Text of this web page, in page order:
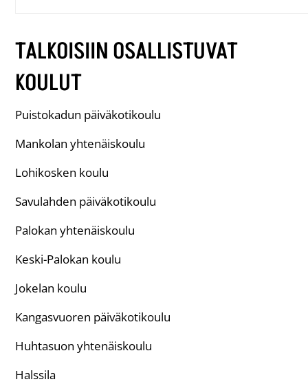
TALKOISIIN OSALLISTUVAT
KOULUT
Puistokadun päiväkotikoulu
Mankolan yhtenäiskoulu
Lohikosken koulu
Savulahden päiväkotikoulu
Palokan yhtenäiskoulu
Keski-Palokan koulu
Jokelan koulu
Kangasvuoren päiväkotikoulu
Huhtasuon yhtenäiskoulu
Halssila